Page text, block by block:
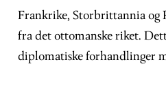
Frankrike, Storbrittannia og
fra det ottomanske riket.
diplomatiske forhandlinger